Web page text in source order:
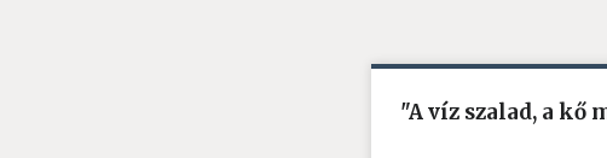
"A víz szalad, a